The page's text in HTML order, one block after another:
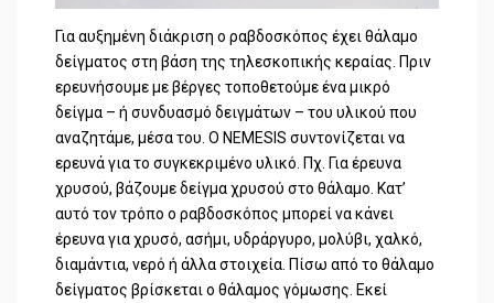
Για αυξημένη διάκριση ο ραβδοσκόπος έχει θάλαμο
δείγματος στη βάση της τηλεσκοπικής κεραίας. Πριν
ερευνήσουμε με βέργες τοποθετούμε ένα μικρό
δείγμα – ή συνδυασμό δειγμάτων – του υλικού που
αναζητάμε, μέσα του. Ο NEMESIS συντονίζεται να
ερευνά για το συγκεκριμένο υλικό. Πχ. Για έρευνα
χρυσού, βάζουμε δείγμα χρυσού στο θάλαμο. Κατ’
αυτό τον τρόπο ο ραβδοσκόπος μπορεί να κάνει
έρευνα για χρυσό, ασήμι, υδράργυρο, μολύβι, χαλκό,
διαμάντια, νερό ή άλλα στοιχεία. Πίσω από το θάλαμο
δείγματος βρίσκεται ο θάλαμος γόμωσης. Εκεί